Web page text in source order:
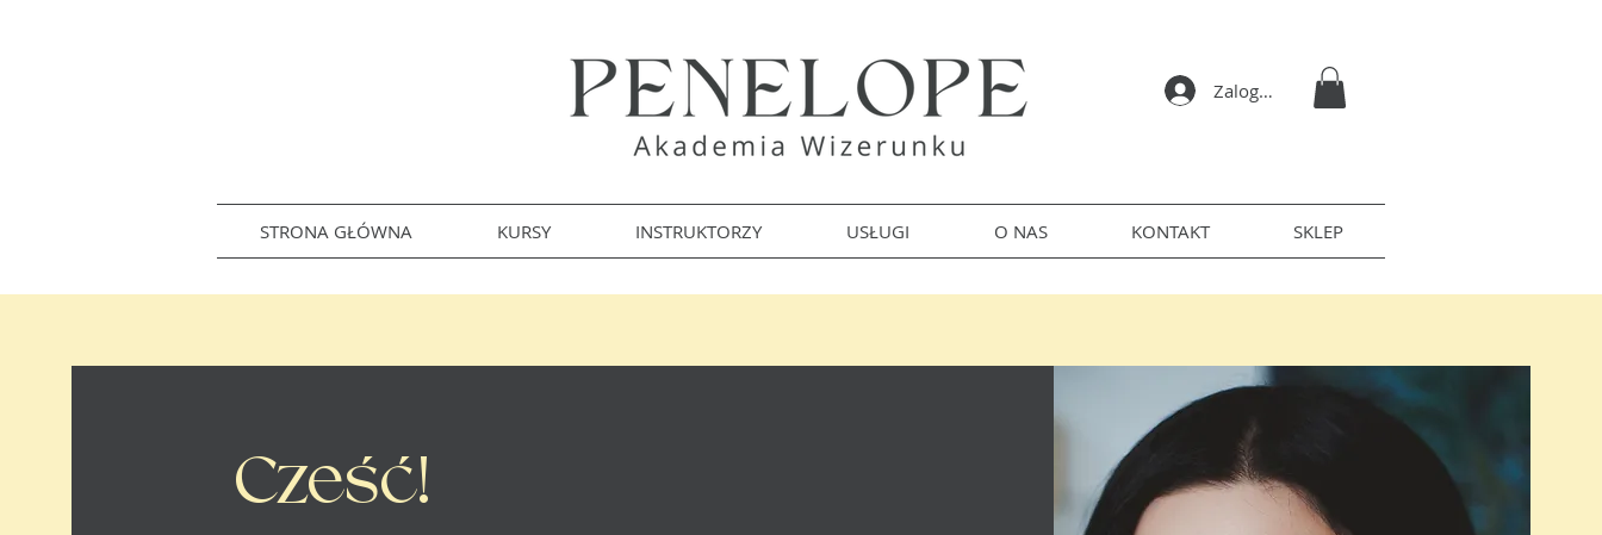
Zaloguj się
STRONA GŁÓWNA KURSY INSTRUKTORZY USŁUGI O NAS KONTAKT SKLEP
Cześć!